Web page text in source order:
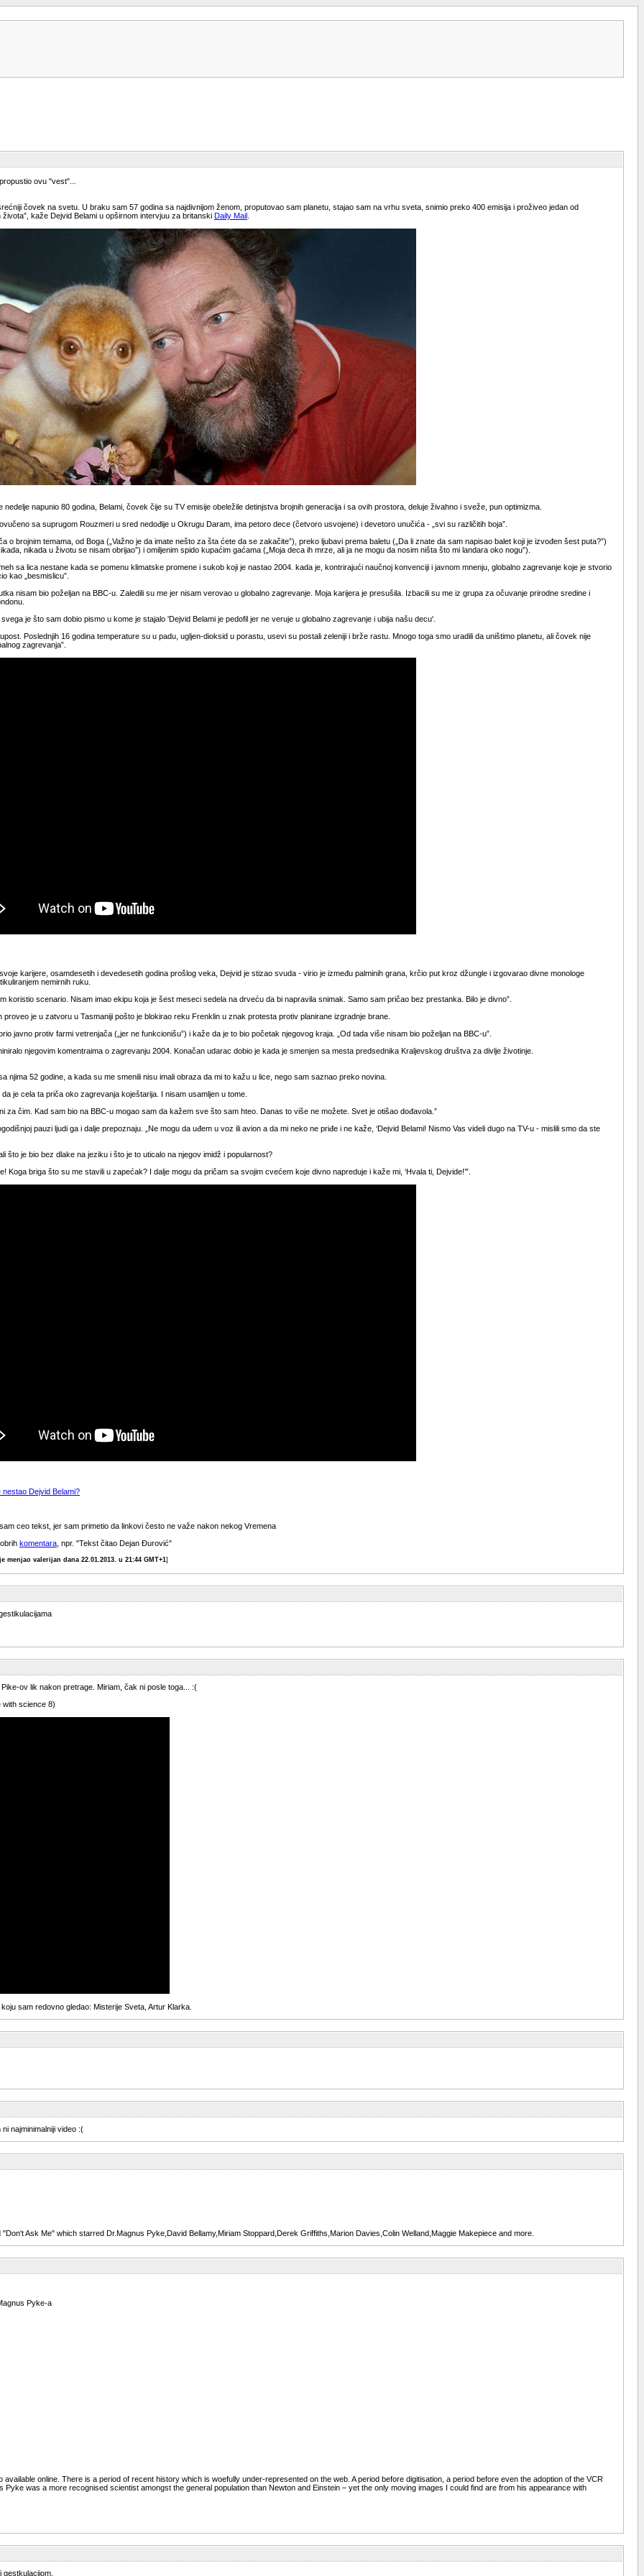
ovu "vest"...
čovek na svetu. U braku sam 57 godina sa najdivnijom ženom, proputovao sam planetu, stajao sam na vrhu sveta, snimio preko 400 emisija i proživeo jedan od
života”, kaže Dejvid Belami u opširnom intervjuu za britanski Daily Mail
nedelje napunio 80 godina, Belami, čovek čije su TV emisije obeležile detinjstva brojnih generacija i sa ovih prostora, deluje živahno i sveže, pun optimizma.
sa suprugom Rouzmeri u sred nedođije u Okrugu Daram, ima petoro dece (četvoro usvojene) i devetoro unučića - „svi su različitih boja”.
o brojnim temama, od Boga („Važno je da imate nešto za šta ćete da se zakačite”), preko ljubavi prema baletu („Da li znate da sam napisao balet koji je izvođen šest puta?”)
nikada u životu se nisam obrijao”) i omiljenim spido kupaćim gaćama („Moja deca ih mrze, ali ja ne mogu da nosim ništa što mi landara oko nogu”).
sa lica nestane kada se pomenu klimatske promene i sukob koji je nastao 2004. kada je, kontrirajući naučnoj konvenciji i javnom mnenju, globalno zagrevanje koje je stvorio
kao „besmislicu”.
nisam bio poželjan na BBC-u. Zaledili su me jer nisam verovao u globalno zagrevanje. Moja karijera je presušila. Izbacili su me iz grupa za očuvanje prirodne sredine i
je što sam dobio pismo u kome je stajalo 'Dejvid Belami je pedofil jer ne veruje u globalno zagrevanje i ubija našu decu'.
Poslednjih 16 godina temperature su u padu, ugljen-dioksid u porastu, usevi su postali zeleniji i brže rastu. Mnogo toga smo uradili da uništimo planetu, ali čovek nije
zagrevanja”.
karijere, osamdesetih i devedesetih godina prošlog veka, Dejvid je stizao svuda - virio je između palminih grana, krčio put kroz džungle i izgovarao divne monologe
nemirnih ruku.
koristio scenario. Nisam imao ekipu koja je šest meseci sedela na drveću da bi napravila snimak. Samo sam pričao bez prestanka. Bilo je divno”.
proveo je u zatvoru u Tasmaniji pošto je blokirao reku Frenklin u znak protesta protiv planirane izgradnje brane.
javno protiv farmi vetrenjača („jer ne funkcionišu”) i kaže da je to bio početak njegovog kraja. „Od tada više nisam bio poželjan na BBC-u”.
njegovim komentraima o zagrevanju 2004. Konačan udarac dobio je kada je smenjen sa mesta predsednika Kraljevskog društva za divlje životinje.
sa njima 52 godine, a kada su me smenili nisu imali obraza da mi to kažu u lice, nego sam saznao preko novina.
da je cela ta priča oko zagrevanja koještarija. I nisam usamljen u tome.
za čim. Kad sam bio na BBC-u mogao sam da kažem sve što sam hteo. Danas to više ne možete. Svet je otišao dođavola.”
pauzi ljudi ga i dalje prepoznaju. „Ne mogu da uđem u voz ili avion a da mi neko ne priđe i ne kaže, ‘Dejvid Belami! Nismo Vas videli dugo na TV-u - mislili smo da ste
što je bio bez dlake na jeziku i što je to uticalo na njegov imidž i popularnost?
Koga briga što su me stavili u zapećak? I dalje mogu da pričam sa svojim cvećem koje divno napreduje i kaže mi, ‘Hvala ti, Dejvide!’”.
nestao Dejvid Belami?
ceo tekst, jer sam primetio da linkovi često ne važe nakon nekog Vremena
komentara , npr. "Tekst čitao Dejan Đurović"
menjao valerijan dana 22.01.2013. u 21:44 GMT+1]
ov lik nakon pretrage. Miriam, čak ni posle toga... :(
with science 8)
sam redovno gledao: Misterije Sveta, Artur Klarka.
najminimalniji video :(
Ask Me" which starred Dr.Magnus Pyke,David Bellamy,Miriam Stoppard,Derek Griffiths,Marion Davies,Colin Welland,Maggie Makepiece and more.
Pyke-a
online. There is a period of recent history which is woefully under-represented on the web. A period before digitisation, a period before even the adoption of the VCR
Pyke was a more recognised scientist amongst the general population than Newton and Einstein – yet the only moving images I could find are from his appearance with